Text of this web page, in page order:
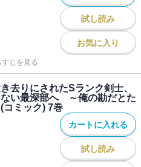
試し読み
お気に入り
すじを見る
去りにされたSランク剣士、
い最深部へ ～俺の勘だとた
コミック) 7巻
カートに入れる
試し読み